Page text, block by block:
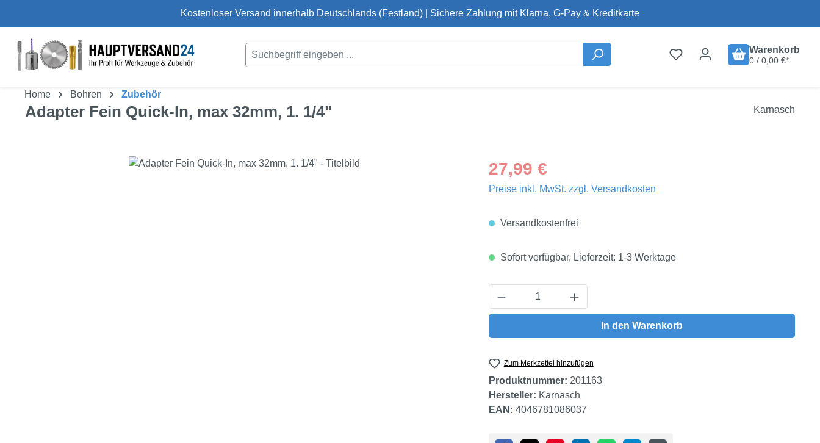
Kostenloser Versand innerhalb Deutschlands (Festland) | Sichere Zahlung mit Klarna, G-Pay & Kreditkarte
Warenkorb
0 / 0,00 €*
Home Bohren Zubehör
Adapter Fein Quick-In, max 32mm, 1. 1/4" Karnasch
Bildergalerie überspringen Regulärer Preis:
27,99 €
Preise inkl. MwSt. zzgl. Versandkosten
Versandkostenfrei
Sofort verfügbar, Lieferzeit: 1-3 Werktage
Produkt Anzahl: Gib den gewünschten Wert ein
In den Warenkorb
Zum Merkzettel hinzufügen
Produktnummer: 201163
Hersteller: Karnasch
EAN: 4046781086037